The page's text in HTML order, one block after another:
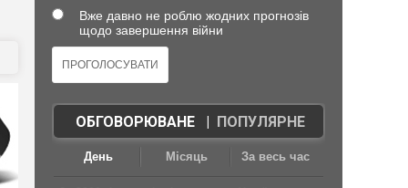
Вже давно не роблю жодних прогнозів
щодо завершення війни
ОБГОВОРЮВАНЕ| ПОПУЛЯРНЕ
День Місяць За весь час